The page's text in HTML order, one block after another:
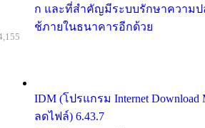
ก และที่สำคัญมีระบบรักษาความป
ช้ภายในธนาคารอีกด้วย
IDM (โปรแกรม Internet Download
ลดไฟล์) 6.43.7